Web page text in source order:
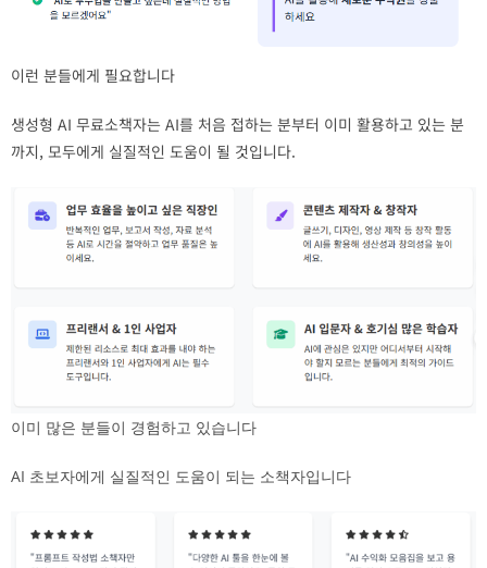
이런 분들에게 필요합니다
생성형 AI 무료소책자는 AI를 처음 접하는 분부터 이미 활용하고 있는 분
까지, 모두에게 실질적인 도움이 될 것입니다.
이미 많은 분들이 경험하고 있습니다
AI 초보자에게 실질적인 도움이 되는 소책자입니다